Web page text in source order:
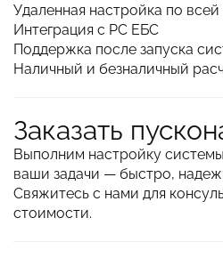
Удаленная настройка по
Интеграция с РС ЕБС
Поддержка после запуска
Наличный и безналичный
Заказать
Выполним настройку
ваши задачи — быстро,
Свяжитесь с нами для
стоимости.